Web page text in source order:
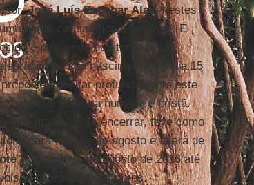
José Luís Escobar Alas, nestes
carismática e atrativa”. É
e pior ainda que tenha sido
de seu nascimento, no dia 15
aproveitar profundamente este
toda sua estatura humana e cristã.
que acaba de se encerrar, teve como
no mês de agosto e falará de
”. O terceiro, de agosto de 2016 até
beato com os pobres.